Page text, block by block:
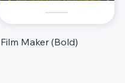
Film Maker (Bold)